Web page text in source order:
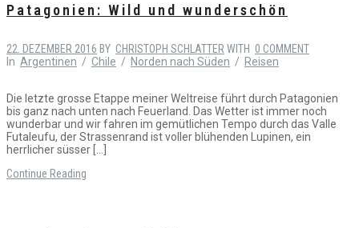
Patagonien: Wild und wunderschön
22. DEZEMBER 2016 BY CHRISTOPH SCHLATTER WITH 0 COMMENT
In Argentinen / Chile / Norden nach Süden / Reisen
Die letzte grosse Etappe meiner Weltreise führt durch Patagonien
bis ganz nach unten nach Feuerland. Das Wetter ist immer noch
wunderbar und wir fahren im gemütlichen Tempo durch das Valle
Futaleufu, der Strassenrand ist voller blühenden Lupinen, ein
herrlicher süsser […]
Continue Reading